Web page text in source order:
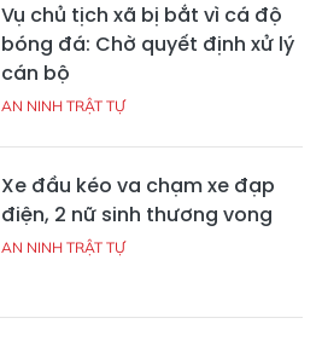
Vụ chủ tịch xã bị bắt vì cá độ
bóng đá: Chờ quyết định xử lý
cán bộ
AN NINH TRẬT TỰ
Xe đầu kéo va chạm xe đạp
điện, 2 nữ sinh thương vong
AN NINH TRẬT TỰ